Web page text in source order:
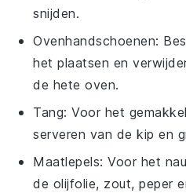
snijden.
Ovenhandschoenen:
het plaatsen en
de hete oven.
Tang: Voor het
serveren van de kip en
Maatlepels: Voor het
de olijfolie, zout, peper